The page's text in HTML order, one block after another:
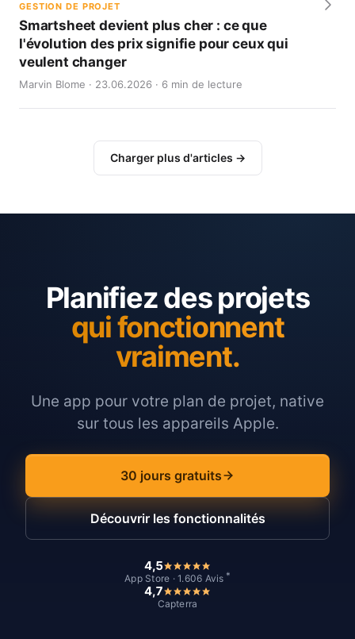
GESTION DE PROJET
Smartsheet devient plus cher : ce que
l'évolution des prix signifie pour ceux qui
veulent changer
Marvin Blome · 23.06.2026 · 6 min de lecture
Charger plus d'articles →
Planifiez des projets
qui fonctionnent
vraiment.
Une app pour votre plan de projet, native
sur tous les appareils Apple.
30 jours gratuits
Découvrir les fonctionnalités
4,5
App Store · 1.606 Avis *
4,7
Capterra